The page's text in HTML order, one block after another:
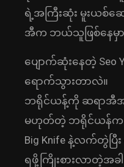
ရဲ့အကြီးဆုံး မူးယစ်ဆ
အီက ဘယ်သူဖြစ်နေမှ
ပျောက်ဆုံးနေတဲ့ Seo
ရောက်သွားတာလဲ။
ဘရိုင်ယန့်ကို ဆရာအီအ
မဟုတ်တဲ့ ဘရိုင်ယန်က
Big Knife နဲ့လက်တွဲ
ရဖို့ကြိုးစားလာတဲ့အခ